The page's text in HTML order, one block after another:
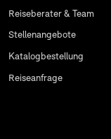
Reiseberater & Team
Stellenangebote
Katalogbestellung
Reiseanfrage